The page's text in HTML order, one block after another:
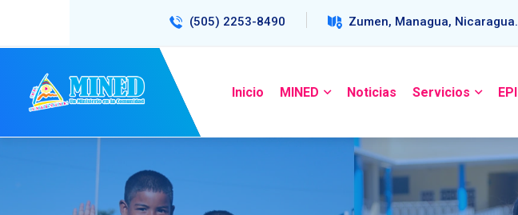
(505) 2253-8490 Zumen, Managua, Nicaragua.
Inicio MINED Noticias Servicios EPI